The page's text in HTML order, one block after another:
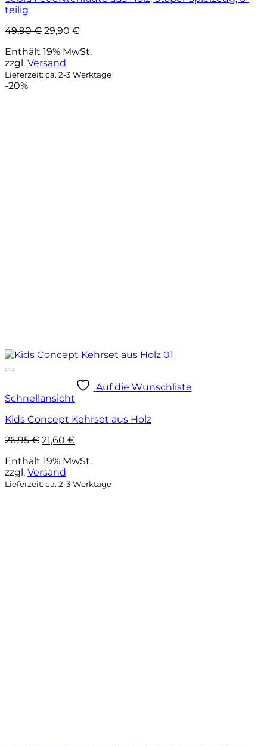
teilig
49,90€ Ursprünglicher
war:
49,90 €
29,90 €
ist:
Enthält 19% MwSt.
zzgl. Versand
Lieferzeit: ca. 2-3 Werktage
-20%
Auf die Wunschliste
Schnellansicht
Kids Concept Kehrset aus Holz
26,95€ Ursprünglicher
war:
26,95 €
21,60 €
ist:
Enthält 19% MwSt.
zzgl. Versand
Lieferzeit: ca. 2-3 Werktage